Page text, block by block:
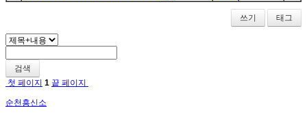
쓰기 태그
검색
첫 페이지 1 끝 페이지
순천흥신소